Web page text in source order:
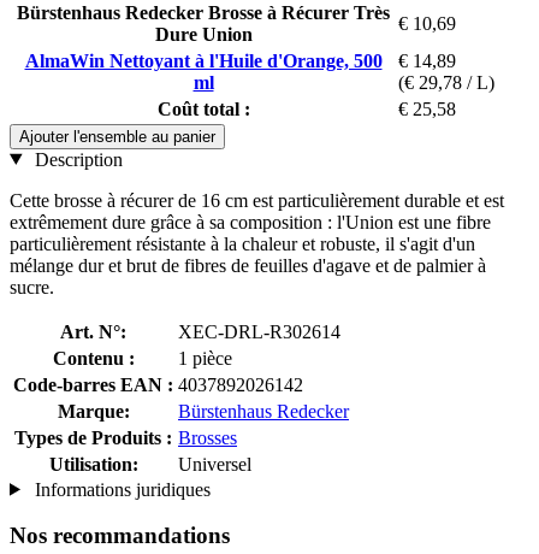
Bürstenhaus Redecker Brosse à Récurer Très
Dure Union
€ 10,69
AlmaWin Nettoyant à l'Huile d'Orange, 500
ml
€ 14,89
(€ 29,78 / L)
Coût total :
€ 25,58
Ajouter l'ensemble au panier
Description
Cette brosse à récurer de 16 cm est particulièrement durable et est
extrêmement dure grâce à sa composition : l'Union est une fibre
particulièrement résistante à la chaleur et robuste, il s'agit d'un
mélange dur et brut de fibres de feuilles d'agave et de palmier à
sucre.
Art. N°:
XEC-DRL-R302614
Contenu :
1 pièce
Code-barres EAN : 4037892026142
Marque:
Bürstenhaus Redecker
Types de Produits : Brosses
Utilisation:
Universel
Informations juridiques
Nos recommandations